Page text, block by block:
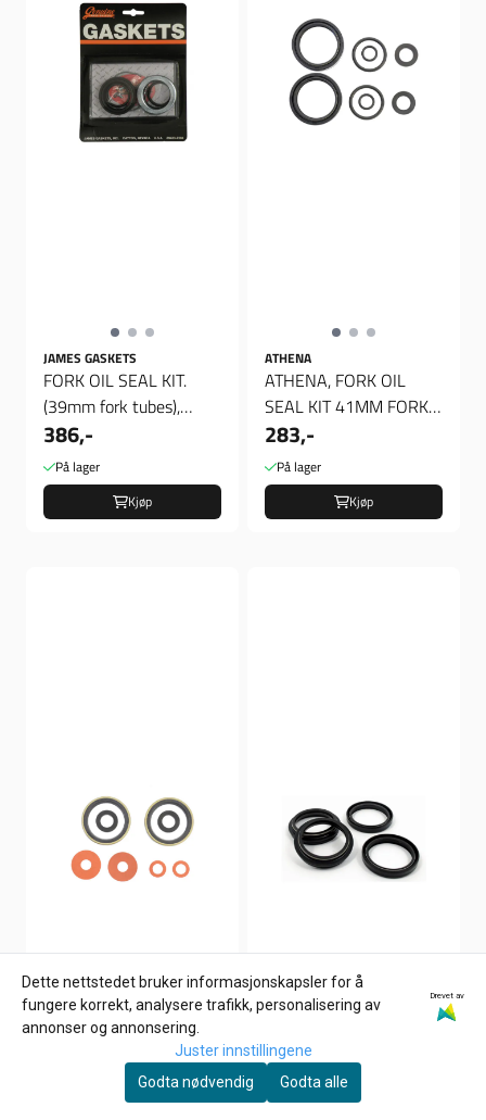
JAMES GASKETS
FORK OIL SEAL KIT.
(39mm fork tubes),
Pakninger Gaffel
386,-
På lager
Kjøp
ATHENA
ATHENA, FORK OIL
SEAL KIT 41MM FORK
TUBES
283,-
På lager
Kjøp
Dette nettstedet bruker informasjonskapsler for å
fungere korrekt, analysere trafikk, personalisering av
annonser og annonsering.
Drevet av
Juster innstillingene
Godta nødvendig
Godta alle